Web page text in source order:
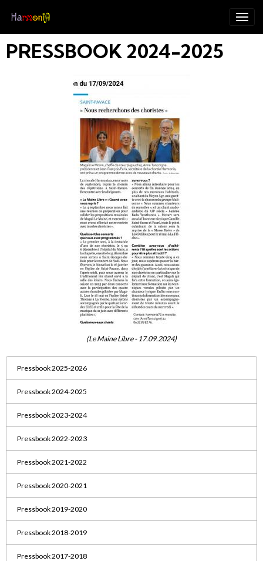
PRESSBOOK 2024-2025
(Le Maine Libre - 17.09.2024)
Pressbook 2025-2026
Pressbook 2024-2025
Pressbook 2023-2024
Pressbook 2022-2023
Pressbook 2021-2022
Pressbook 2020-2021
Pressbook 2019-2020
Pressbook 2018-2019
Pressbook 2017-2018